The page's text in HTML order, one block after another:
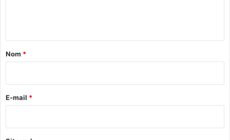
a
e
Nom *
E-mail *